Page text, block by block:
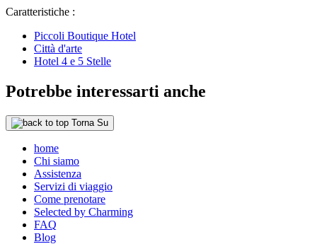
Caratteristiche :
Piccoli Boutique Hotel
Città d'arte
Hotel 4 e 5 Stelle
Potrebbe interessarti anche
Torna Su
home
Chi siamo
Assistenza
Servizi di viaggio
Come prenotare
Selected by Charming
FAQ
Blog